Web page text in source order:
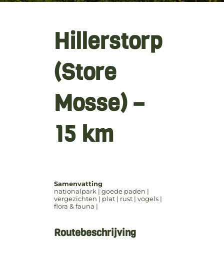
Hillerstorp
(Store
Mosse) –
15 km
Samenvatting
nationalpark | goede paden |
vergezichten | plat | rust | vogels |
flora & fauna |
Routebeschrijving